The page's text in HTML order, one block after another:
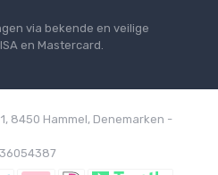
via bekende en veilige
en Mastercard.
8450 Hammel, Denemarken -